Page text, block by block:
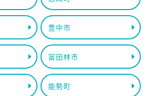
豊中市
富田林市
能勢町